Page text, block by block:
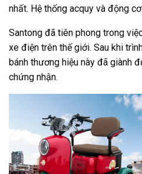
nhất. Hệ thống acquy và động
Santong đã tiên phong trong
xe điện trên thế giới. Sau khi
bánh thương hiệu này đã giành
chứng nhận.